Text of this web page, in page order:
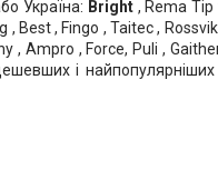
Україна: Bright , Rema Tip
Best , Fingo , Taitec ,
, Ampro , Force, Puli ,
і найпопулярніших